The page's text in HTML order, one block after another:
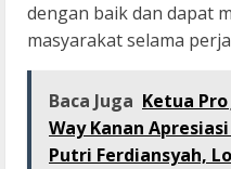
dengan baik dan dapat
masyarakat selama
Baca Juga Ketua
Way Kanan
Putri Ferdiansyah,